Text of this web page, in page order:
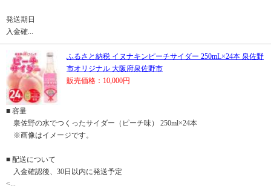
発送期日
入金確...
ふるさと納税 イヌナキンピーチサイダー 250mL×24本 泉佐野
市オリジナル 大阪府泉佐野市
販売価格：10,000円
■ 容量
泉佐野の水でつくったサイダー（ピーチ味） 250ml×24本
※画像はイメージです。
■ 配送について
入金確認後、30日以内に発送予定
<...